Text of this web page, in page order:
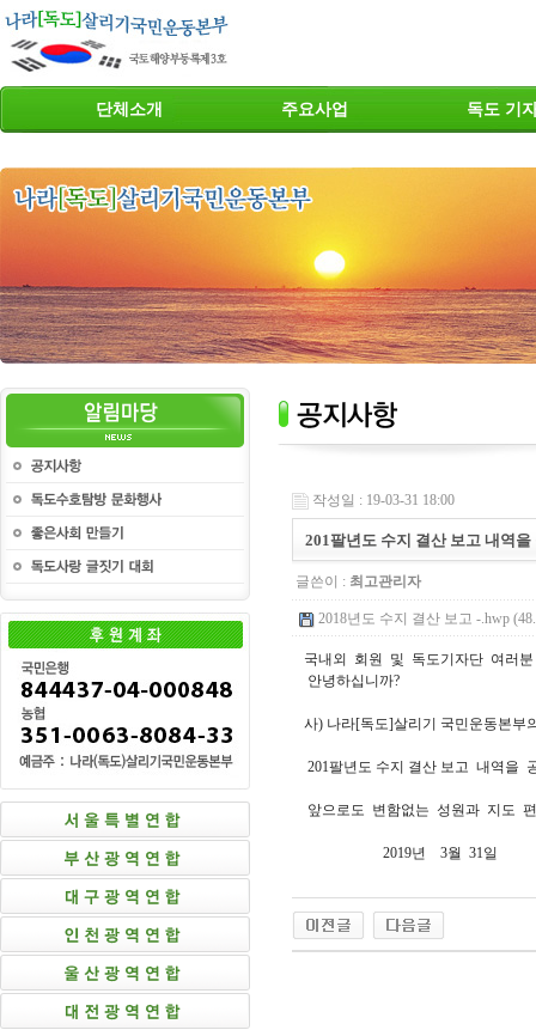
단체소개 주요사업 독도 기
작성일 : 19-03-31 18:00
201팔년도 수지 결산 보고 내역을
글쓴이 : 최고관리자
2018년도 수지 결산 보고 -.hwp
국내외 회원 및 독도기자단 여러분
안녕하십니까?
사) 나라[독도]살리기 국민운동본
201팔년도 수지 결산 보고 내역을
앞으로도 변함없는 성원과 지도
2019년 3월 31일